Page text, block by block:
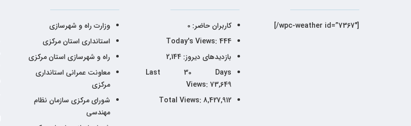
[wpc-weather id=”7367″/] کاربران حاضر:0
Today's Views: 444
بازدیدهای دیروز:2,144
Last 30 Days
Views: 73,649
Total Views: 8,427,912
وزارت راه و شهرسازی
استانداری استان مرکزی
راه و شهرسازی استان مرکزی
معاونت عمرانی استانداری
مرکزی
شورای مرکزی سازمان نظام
مهندسی